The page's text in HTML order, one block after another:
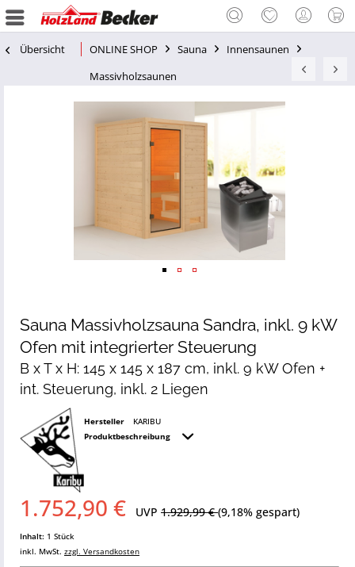
Übersicht ONLINE SHOP Sauna
Innensaunen
Massivholzsaunen
Sauna Massivholzsauna Sandra, inkl. 9 kW
Ofen mit integrierter Steuerung
B x T x H: 145 x 145 x 187 cm, inkl. 9 kW Ofen +
int. Steuerung, inkl. 2 Liegen
Hersteller
KARIBU
Produktbeschreibung
1.752,90 € UVP 1.929,99 €(9,18% gespart)
Inhalt: 1 Stück
inkl. MwSt. zzgl. Versandkosten